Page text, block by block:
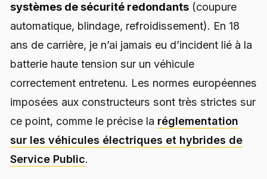
systèmes de sécurité redondants (coupure
automatique, blindage, refroidissement). En 18
ans de carrière, je n’ai jamais eu d’incident lié à la
batterie haute tension sur un véhicule
correctement entretenu. Les normes européennes
imposées aux constructeurs sont très strictes sur
ce point, comme le précise la réglementation
sur les véhicules électriques et hybrides de
Service Public.